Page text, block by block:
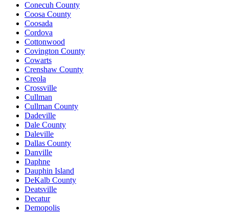
Conecuh County
Coosa County
Coosada
Cordova
Cottonwood
Covington County
Cowarts
Crenshaw County
Creola
Crossville
Cullman
Cullman County
Dadeville
Dale County
Daleville
Dallas County
Danville
Daphne
Dauphin Island
DeKalb County
Deatsville
Decatur
Demopolis